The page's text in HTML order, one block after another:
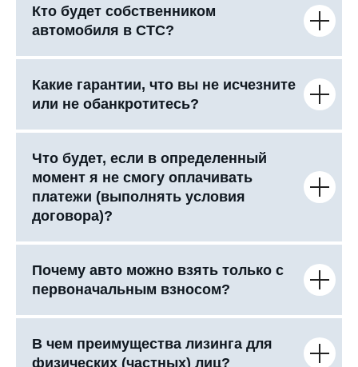
Кто будет собственником
автомобиля в СТС?
Какие гарантии, что вы не исчезните
или не обанкротитесь?
Что будет, если в определенный
момент я не смогу оплачивать
платежи (выполнять условия
договора)?
Почему авто можно взять только с
первоначальным взносом?
В чем преимущества лизинга для
физических (частных) лиц?